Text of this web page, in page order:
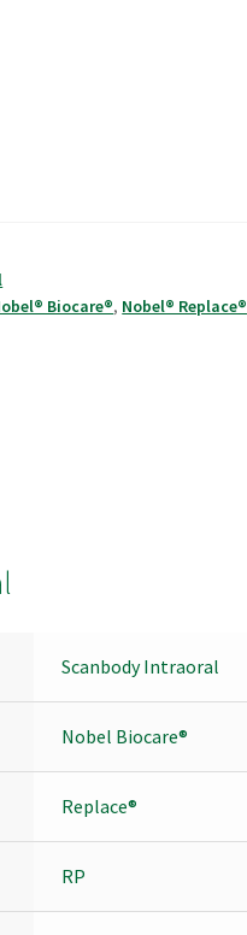
Biocare®, Nobel® Replace®
Scanbody Intraoral
Nobel Biocare®
Replace®
RP